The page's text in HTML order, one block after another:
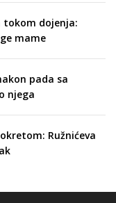
tokom dojenja:
mame
pada sa
njega
Ružnićeva